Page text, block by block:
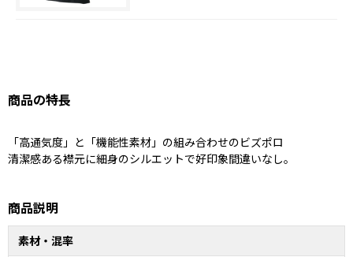
商品の特長
「高通気度」と「機能性素材」の組み合わせのビズポロ
清潔感ある襟元に細身のシルエットで好印象間違いなし。
商品説明
素材・混率